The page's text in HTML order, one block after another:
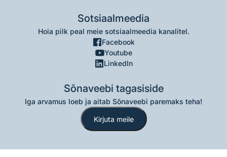
Sotsiaalmeedia
Hoia pilk peal meie sotsiaalmeedia kanalitel.
Facebook
Youtube
LinkedIn
Sõnaveebi tagasiside
Iga arvamus loeb ja aitab Sõnaveebi paremaks teha!
Kirjuta meile